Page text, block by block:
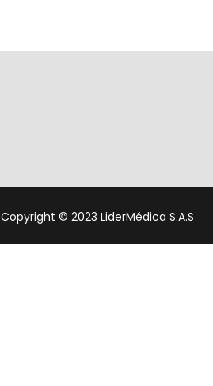
Copyright © 2023 LiderMédica S.A.S